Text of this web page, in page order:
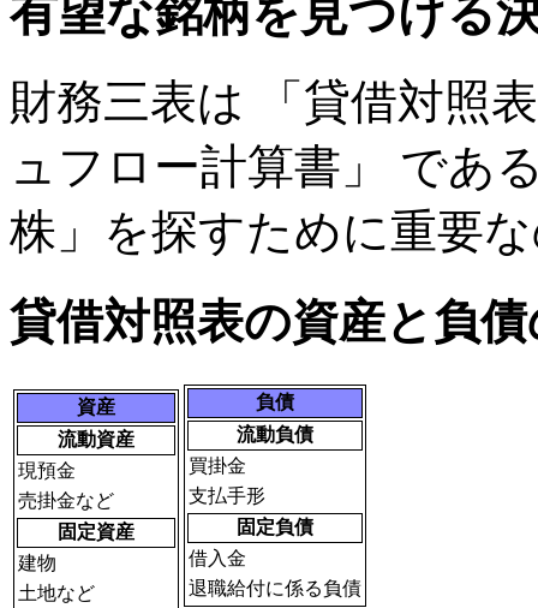
有望な銘柄を見つける
財務三表は 「貸借対照
ュフロー計算書」 であ
株」を探すために重要
貸借対照表の資産と負
資産
流動資産
現預金
売掛金など
固定資産
建物
土地など
負債
流動負債
買掛金
支払手形
固定負債
借入金
退職給付に係る負債